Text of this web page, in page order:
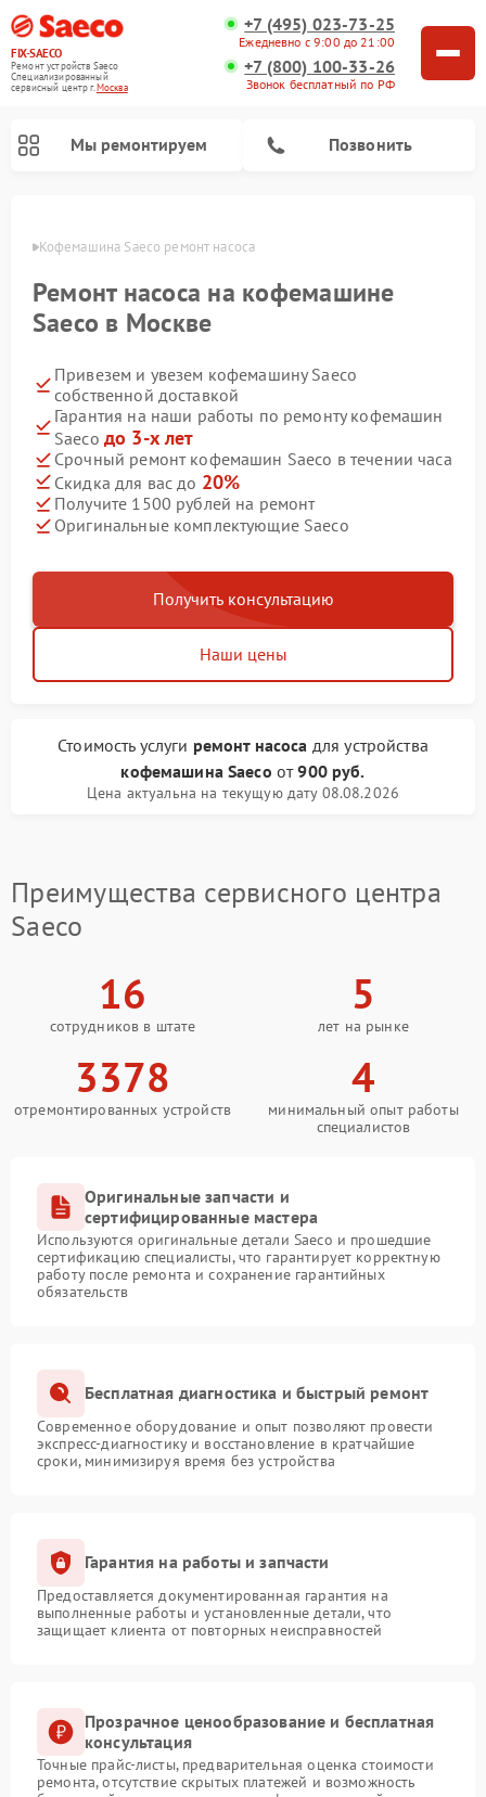
FIX-SAECO
Ремонт устройств Saeco
Специализированный
cервисный центр г.Москва
+7 (495) 023-73-25
Ежедневно с 9:00 до 21:00
+7 (800) 100-33-26
Звонок бесплатный по РФ
Мы ремонтируем Позвонить
Кофемашина Saeco ремонт насоса
Ремонт насоса на кофемашине
Saeco в Москве
Привезем и увезем кофемашину Saeco
собственной доставкой
Гарантия на наши работы по ремонту кофемашин
Saeco до 3-х лет
Срочный ремонт кофемашин Saeco в течении часа
Скидка для вас до 20%
Получите 1500 рублей на ремонт
Оригинальные комплектующие Saeco
Получить консультацию
Наши цены
Стоимость услуги ремонт насоса для устройства
кофемашина Saeco от900 руб.
Цена актуальна на текущую дату 08.08.2026
Преимущества сервисного центра
Saeco
16
сотрудников в штате
5
лет на рынке
3378
отремонтированных устройств
4
минимальный опыт работы
специалистов
Оригинальные запчасти и
сертифицированные мастера
Используются оригинальные детали Saeco и прошедшие
сертификацию специалисты, что гарантирует корректную
работу после ремонта и сохранение гарантийных
обязательств
Бесплатная диагностика и быстрый ремонт
Современное оборудование и опыт позволяют провести
экспресс-диагностику и восстановление в кратчайшие
сроки, минимизируя время без устройства
Гарантия на работы и запчасти
Предоставляется документированная гарантия на
выполненные работы и установленные детали, что
защищает клиента от повторных неисправностей
Прозрачное ценообразование и бесплатная
консультация
Точные прайс-листы, предварительная оценка стоимости
ремонта, отсутствие скрытых платежей и возможность